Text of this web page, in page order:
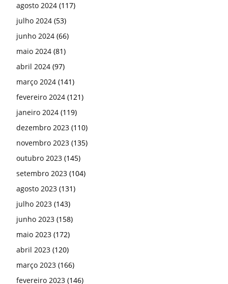
agosto 2024 (117)
julho 2024 (53)
junho 2024 (66)
maio 2024 (81)
abril 2024 (97)
março 2024 (141)
fevereiro 2024 (121)
janeiro 2024 (119)
dezembro 2023 (110)
novembro 2023 (135)
outubro 2023 (145)
setembro 2023 (104)
agosto 2023 (131)
julho 2023 (143)
junho 2023 (158)
maio 2023 (172)
abril 2023 (120)
março 2023 (166)
fevereiro 2023 (146)